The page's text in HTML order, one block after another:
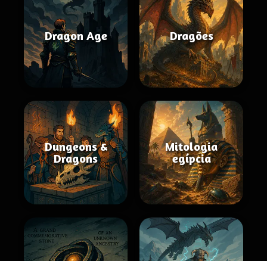
Dragon Age Dragões
Dungeons &
Dragons
Mitologia
egípcia